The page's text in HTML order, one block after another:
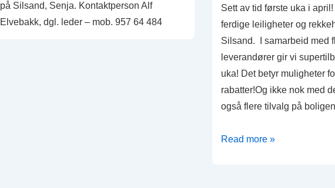
på Silsand, Senja. Kontaktperson Alf
Elvebakk, dgl. leder – mob. 957 64 484
Sett av tid første uka i
ferdige leiligheter og
Silsand. I samarbeid med
leverandører gir vi
uka! Det betyr muligheter
rabatter!Og ikke nok med
også flere tilvalg på
Superuke
Read more »